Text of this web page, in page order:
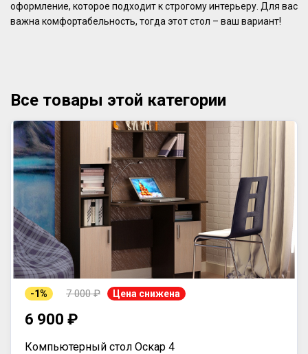
оформление, которое подходит к строгому интерьеру. Для вас
важна комфортабельность, тогда этот стол – ваш вариант!
Все товары этой категории
-1% 7 000 ₽ Цена снижена
6 900 ₽
Компьютерный стол Оскар 4